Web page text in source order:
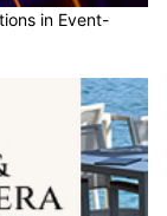
in Event-